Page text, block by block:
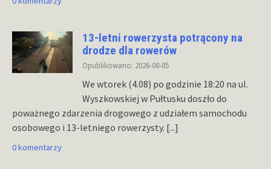
13-letni rowerzysta potrącony na
drodze dla rowerów
Opublikowano: 2026-08-05
We wtorek (4.08) po godzinie 18:20 na ul.
Wyszkowskiej w Pułtusku doszło do
poważnego zdarzenia drogowego z udziałem samochodu
osobowego i 13-letniego rowerzysty. [...]
0 komentarzy